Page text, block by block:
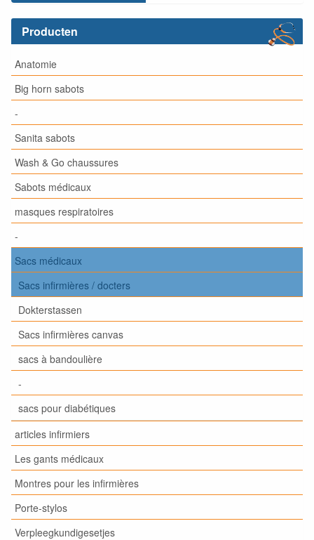
Producten
Anatomie
Big horn sabots
-
Sanita sabots
Wash & Go chaussures
Sabots médicaux
masques respiratoires
-
Sacs médicaux
Sacs infirmières / docters
Dokterstassen
Sacs infirmières canvas
sacs à bandoulière
-
sacs pour diabétiques
articles infirmiers
Les gants médicaux
Montres pour les infirmières
Porte-stylos
Verpleegkundigesetjes